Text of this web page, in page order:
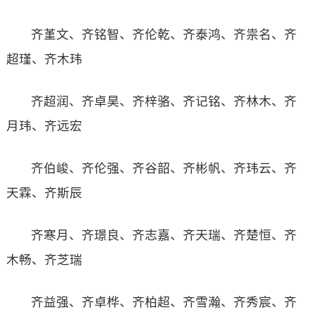
齐堇文、齐铭智、齐伦乾、齐泰鸿、齐祟名、齐
超瑾、齐木玮
齐超润、齐卓昊、齐梓骆、齐记铭、齐林木、齐
月玮、齐远宏
齐伯峻、齐伦强、齐谷韶、齐彬帆、齐玮云、齐
天霖、齐斯辰
齐寒月、齐璟良、齐志嘉、齐天瑞、齐楚恒、齐
木畅、齐芝瑞
齐益强、齐卓桦、齐柏超、齐雪瀚、齐秀宸、齐